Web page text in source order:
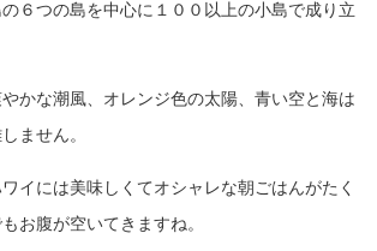
６つの島を中心に１００以上の小島で成り立
かな潮風、オレンジ色の太陽、青い空と海は
ません。
イには美味しくてオシャレな朝ごはんがたく
お腹が空いてきますね。